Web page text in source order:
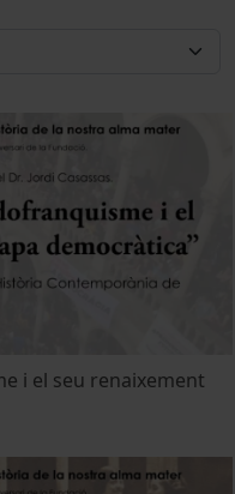
i el seu renaixement